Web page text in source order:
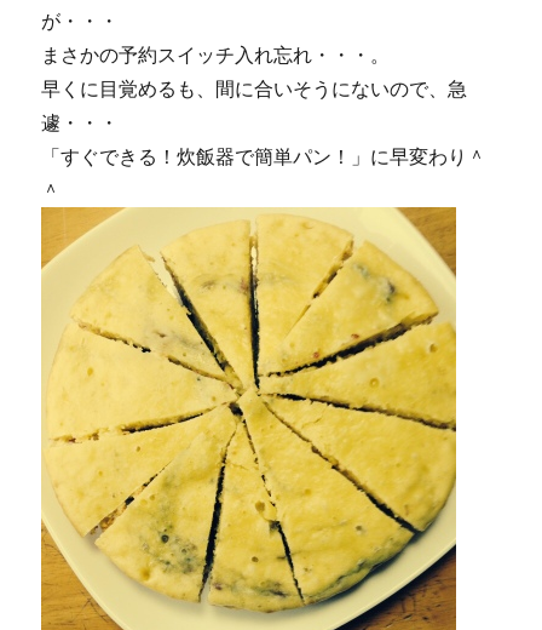
が・・・
まさかの予約スイッチ入れ忘れ・・・。
早くに目覚めるも、間に合いそうにないので、急
遽・・・
「すぐできる！炊飯器で簡単パン！」に早変わり＾
＾